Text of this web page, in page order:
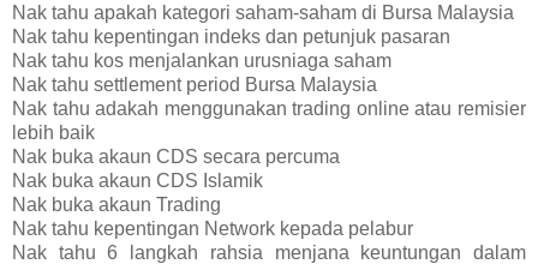
Nak tahu apakah kategori saham-saham di Bursa Malaysia
Nak tahu kepentingan indeks dan petunjuk pasaran
Nak tahu kos menjalankan urusniaga saham
Nak tahu settlement period Bursa Malaysia
Nak tahu adakah menggunakan trading online atau remisier
lebih baik
Nak buka akaun CDS secara percuma
Nak buka akaun CDS Islamik
Nak buka akaun Trading
Nak tahu kepentingan Network kepada pelabur
Nak tahu 6 langkah rahsia menjana keuntungan dalam